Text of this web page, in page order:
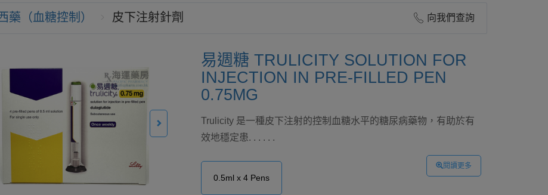
藥（血糖控制） 皮下注射針劑 向我們查詢
易週糖 TRULICITY SOLUTION FOR
INJECTION IN PRE-FILLED PEN
0.75MG
Trulicity 是一種皮下注射的控制血糖水平的糖尿病藥物，有助於有
效地穩定患. . . . . .
閱讀更多
0.5ml x 4 Pens